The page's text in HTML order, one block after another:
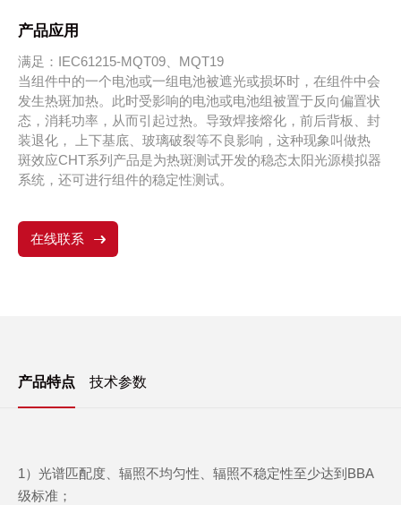
产品应用
满足：IEC61215-MQT09、MQT19
当组件中的一个电池或一组电池被遮光或损坏时，在组件中会
发生热斑加热。此时受影响的电池或电池组被置于反向偏置状
态，消耗功率，从而引起过热。导致焊接熔化，前后背板、封
装退化， 上下基底、玻璃破裂等不良影响，这种现象叫做热
斑效应CHT系列产品是为热斑测试开发的稳态太阳光源模拟器
系统，还可进行组件的稳定性测试。
在线联系
产品特点 技术参数
1）光谱匹配度、辐照不均匀性、辐照不稳定性至少达到BBA
级标准；